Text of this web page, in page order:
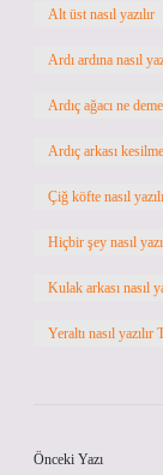
Alt üst nasıl yazılır
Ardı ardına nasıl
Ardıç ağacı ne
Ardıç arkası
Çiğ köfte nasıl
Hiçbir şey nasıl
Kulak arkası nasıl
Yeraltı nasıl yazılır
Önceki Yazı